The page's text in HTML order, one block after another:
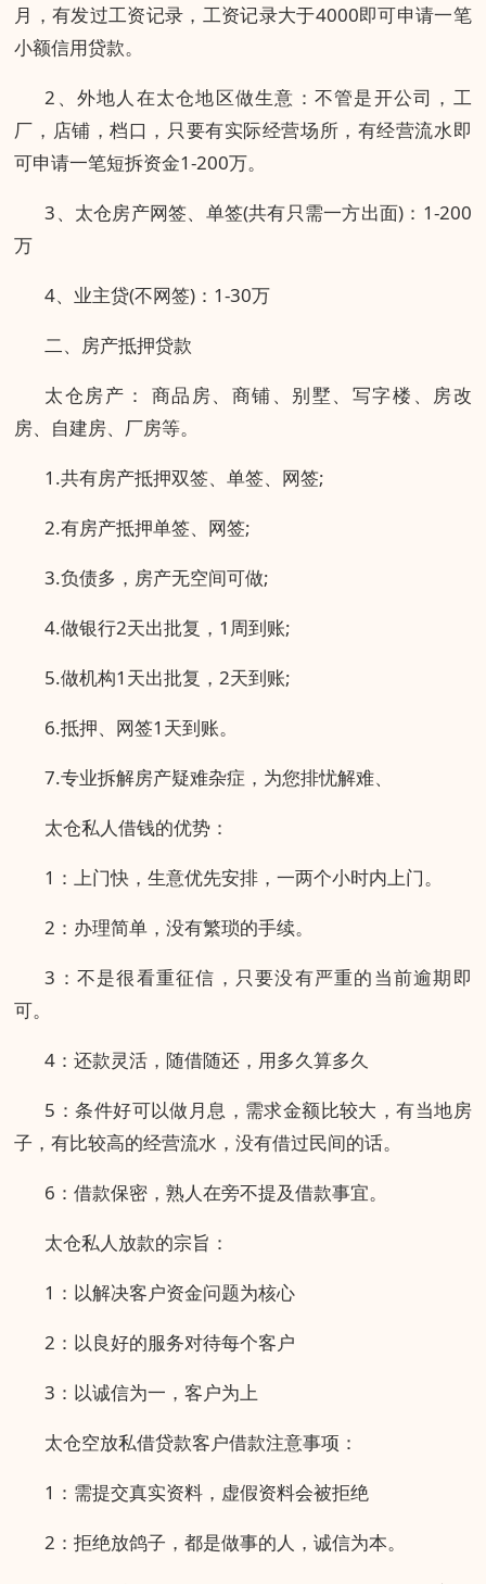
月，有发过工资记录，工资记录大于4000即可申请一笔
小额信用贷款。
2、外地人在太仓地区做生意：不管是开公司，工
厂，店铺，档口，只要有实际经营场所，有经营流水即
可申请一笔短拆资金1-200万。
3、太仓房产网签、单签(共有只需一方出面)：1-200
万
4、业主贷(不网签)：1-30万
二、房产抵押贷款
太仓房产： 商品房、商铺、别墅、写字楼、房改
房、自建房、厂房等。
1.共有房产抵押双签、单签、网签;
2.有房产抵押单签、网签;
3.负债多，房产无空间可做;
4.做银行2天出批复，1周到账;
5.做机构1天出批复，2天到账;
6.抵押、网签1天到账。
7.专业拆解房产疑难杂症，为您排忧解难、
太仓私人借钱的优势：
1：上门快，生意优先安排，一两个小时内上门。
2：办理简单，没有繁琐的手续。
3：不是很看重征信，只要没有严重的当前逾期即
可。
4：还款灵活，随借随还，用多久算多久
5：条件好可以做月息，需求金额比较大，有当地房
子，有比较高的经营流水，没有借过民间的话。
6：借款保密，熟人在旁不提及借款事宜。
太仓私人放款的宗旨：
1：以解决客户资金问题为核心
2：以良好的服务对待每个客户
3：以诚信为一，客户为上
太仓空放私借贷款客户借款注意事项：
1：需提交真实资料，虚假资料会被拒绝
2：拒绝放鸽子，都是做事的人，诚信为本。